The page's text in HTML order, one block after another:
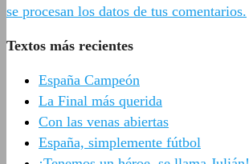
se procesan los datos de tus comentarios.
Textos más recientes
España Campeón
La Final más querida
Con las venas abiertas
España, simplemente fútbol